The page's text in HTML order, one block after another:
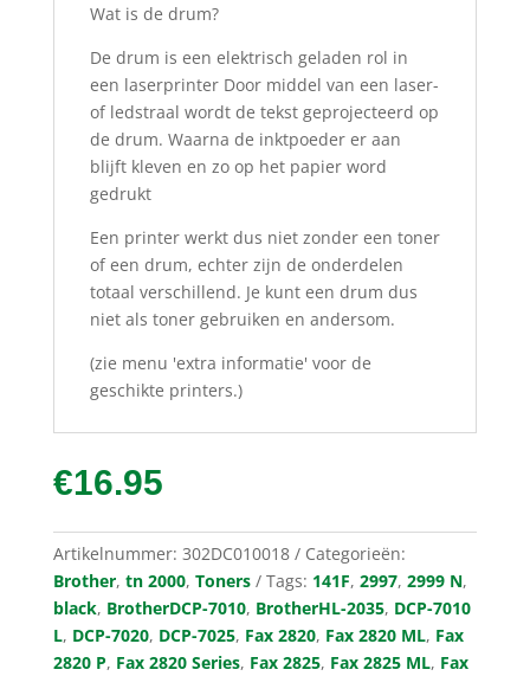
Wat is de drum?
De drum is een elektrisch geladen rol in
een laserprinter Door middel van een laser-
of ledstraal wordt de tekst geprojecteerd op
de drum. Waarna de inktpoeder er aan
blijft kleven en zo op het papier word
gedrukt
Een printer werkt dus niet zonder een toner
of een drum, echter zijn de onderdelen
totaal verschillend. Je kunt een drum dus
niet als toner gebruiken en andersom.
(zie menu 'extra informatie' voor de
geschikte printers.)
€16.95
Artikelnummer: 302DC010018
Categorieën:
Brother, tn 2000, Toners Tags: 141F, 2997, 2999 N,
black, BrotherDCP-7010, BrotherHL-2035, DCP-7010
L, DCP-7020, DCP-7025, Fax 2820, Fax 2820 ML, Fax
2820 P, Fax 2820 Series, Fax 2825, Fax 2825 ML, Fax